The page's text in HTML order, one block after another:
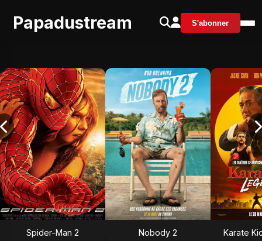
Papadustream S'abonner
Spider-Man 2 Nobody 2 Karate